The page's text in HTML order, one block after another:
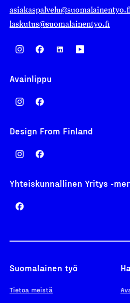
laskutus@suomalainentyo.fi
Avainlippu
Design From Finland
Yhteiskunnallinen Yritys -
Suomalainen työ
Tietoa meistä